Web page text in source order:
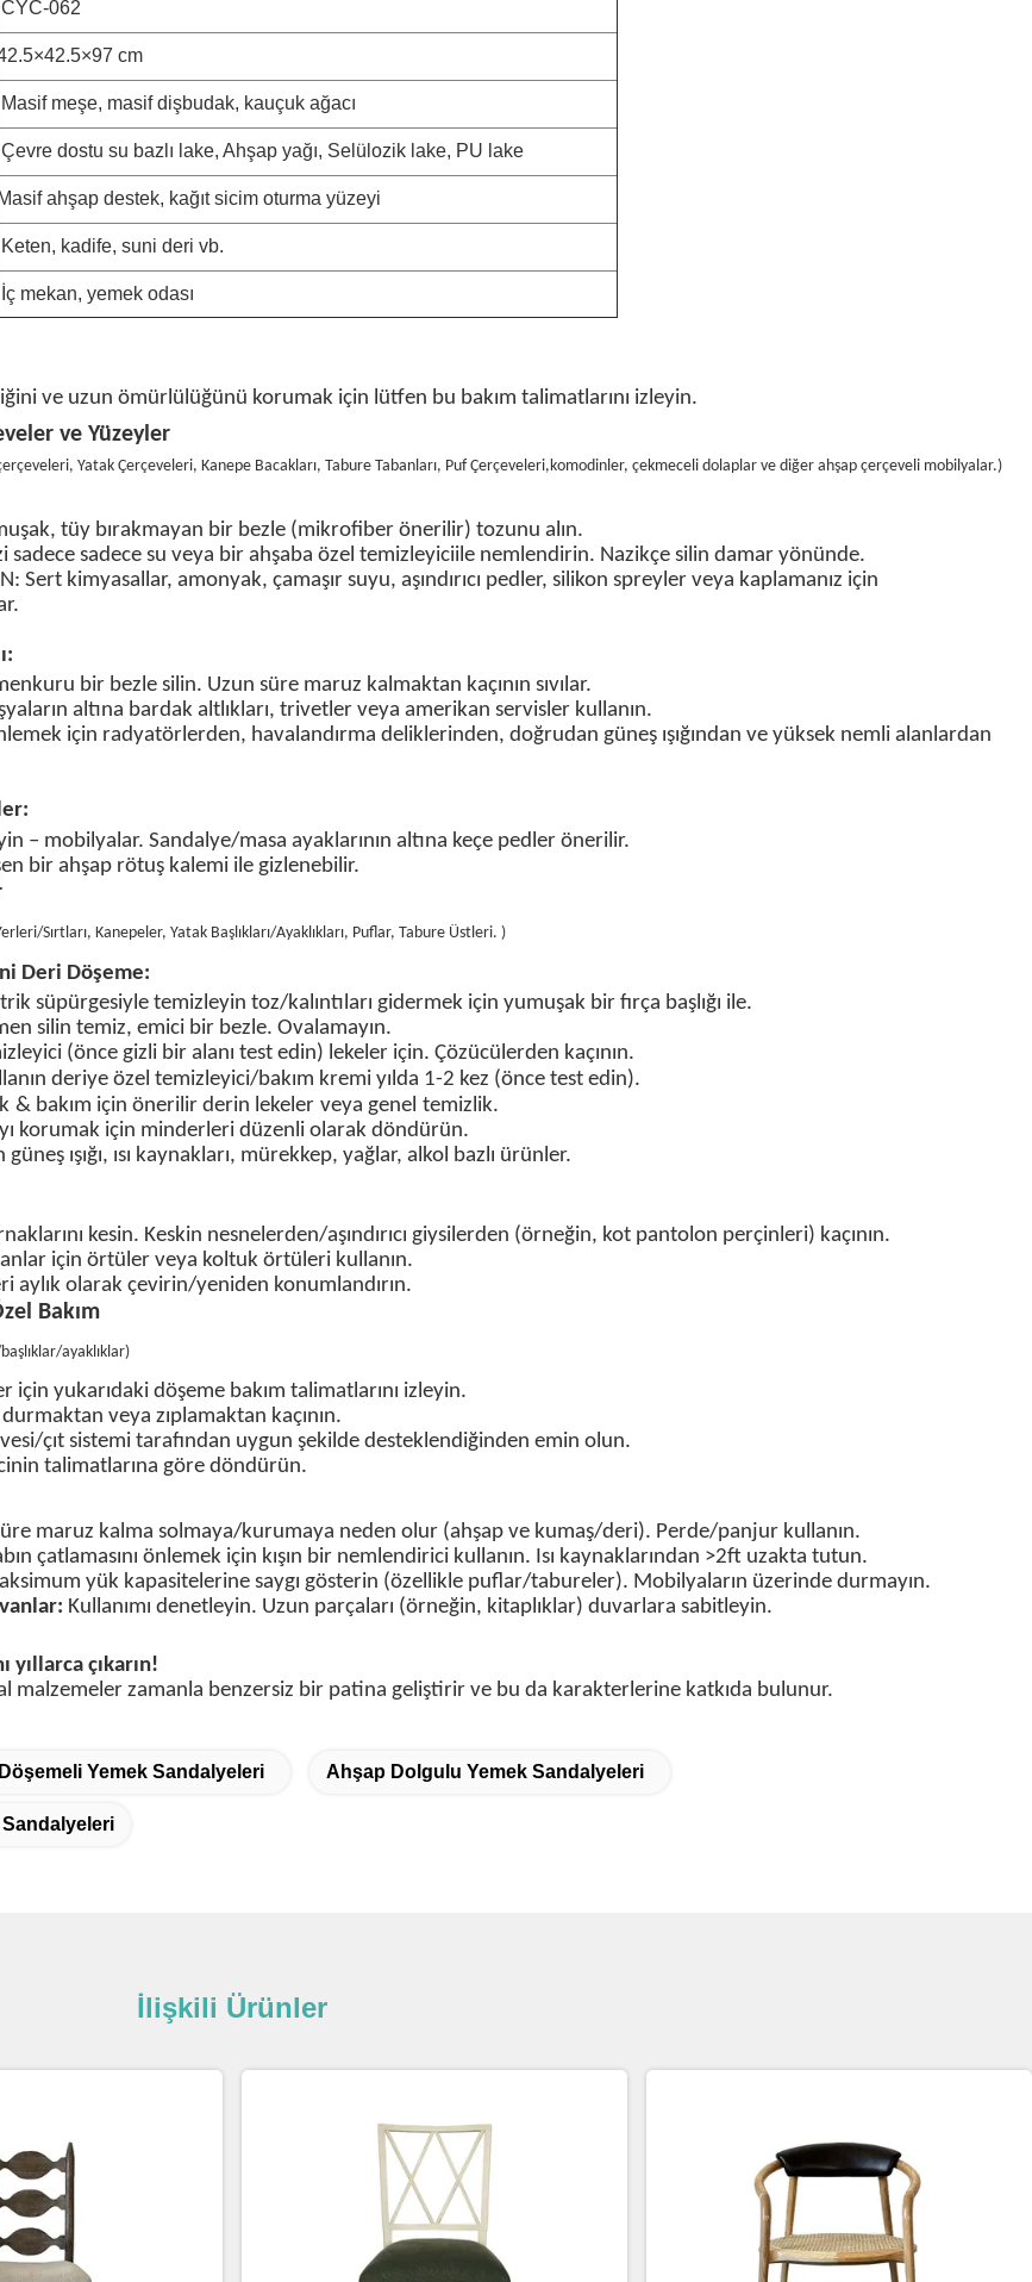
CYC-062
cm
Masif meşe, masif dişbudak, kauçuk ağacı
Çevre dostu su bazlı lake, Ahşap yağı, Selülozik lake, PU lake
Masif ahşap destek, kağıt sicim oturma yüzeyi
Keten, kadife, suni deri vb.
İç mekan, yemek odası
ve uzun ömürlülüğünü korumak için lütfen bu bakım talimatlarını izleyin.
ve Yüzeyler
, Yatak Çerçeveleri, Kanepe Bacakları, Tabure Tabanları, Puf Çerçeveleri,komodinler, çekmeceli dolaplar ve diğer ahşap çerçeveli mobilyalar.)
tüy bırakmayan bir bezle (mikrofiber önerilir) tozunu alın.
sadecesadece su veya birahşaba özeltemizleyiciile nemlendirin. Nazikçe silindamar yönünde.
: Sert kimyasallar, amonyak, çamaşır suyu, aşındırıcı pedler, silikon spreyler veya kaplamanız için
kuru bir bezle silin. Uzun süre maruz kalmaktan kaçının sıvılar.
altına bardak altlıkları, trivetler veya amerikan servisler kullanın.
için radyatörlerden, havalandırma deliklerinden, doğrudan güneş ışığından ve yüksek nemli alanlardan
– mobilyalar. Sandalye/masa ayaklarının altına keçe pedler önerilir.
bir ahşap rötuş kalemi ile gizlenebilir.
Sırtları, Kanepeler, Yatak Başlıkları/Ayaklıkları, Puflar, Tabure Üstleri. )
Deri Döşeme:
süpürgesiyle temizleyin toz/kalıntıları gidermek için yumuşak bir fırça başlığı ile.
silin temiz, emici bir bezle. Ovalamayın.
(önce gizli bir alanı test edin) lekeler için. Çözücülerden kaçının.
deriye özel temizleyici/bakım kremiyılda 1-2 kez (önce test edin).
& bakım için önerilir derin lekeler veya genel temizlik.
korumak için minderleri düzenli olarak döndürün.
ışığı, ısı kaynakları, mürekkep, yağlar, alkol bazlı ürünler.
kesin. Keskin nesnelerden/aşındırıcı giysilerden (örneğin, kot pantolon perçinleri) kaçının.
için örtüler veya koltuk örtüleri kullanın.
aylık olarak çevirin/yeniden konumlandırın.
Bakım
ayaklıklar)
için yukarıdaki döşeme bakım talimatlarını izleyin.
veya zıplamaktan kaçının.
çıt sistemi tarafından uygun şekilde desteklendiğinden emin olun.
talimatlarına göre döndürün.
maruz kalma solmaya/kurumaya neden olur (ahşap ve kumaş/deri). Perde/panjur kullanın.
çatlamasını önlemek için kışın bir nemlendirici kullanın. Isı kaynaklarından >2ft uzakta tutun.
yük kapasitelerine saygı gösterin (özellikle puflar/tabureler). Mobilyaların üzerinde durmayın.
Kullanımı denetleyin. Uzun parçaları (örneğin, kitaplıklar) duvarlara sabitleyin.
yıllarca çıkarın!
malzemeler zamanla benzersiz bir patina geliştirir ve bu da karakterlerine katkıda bulunur.
Yemek Sandalyeleri Ahşap Dolgulu Yemek Sandalyeleri
İlişkili Ürünler